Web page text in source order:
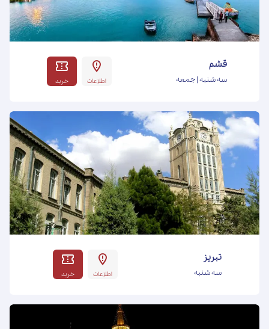
قشم
سه شنبه | جمعه اطلاعات خرید
تبریز
سه شنبه اطلاعات خرید